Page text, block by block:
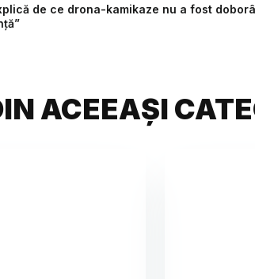
de ce drona-kamikaze nu a fost
ACEEAȘI